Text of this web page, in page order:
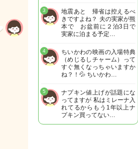
地震あと 帰省は控えるべ
きですよね？ 夫の実家が熊
本で お盆前に２泊3日で
実家に泊まる予定…
3
ちいかわの映画の入場特典
（めじるしチャーム）って
すぐ無くなっちゃいますか
ね？！💦 ちいかわ…
4
ナプキン値上げが話題にな
ってますが 私はミレーナ入
れてるからもう1年以上ナ
プキン買ってない…
5